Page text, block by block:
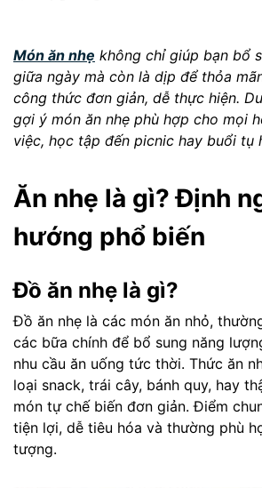
Món ăn nhẹ không chỉ giúp bạn bổ
giữa ngày mà còn là dịp để thỏa
công thức đơn giản, dễ thực hiện.
gợi ý món ăn nhẹ phù hợp cho mọi
việc, học tập đến picnic hay buổi tụ
Ăn nhẹ là gì? Định
hướng phổ biến
Đồ ăn nhẹ là gì?
Đồ ăn nhẹ là các món ăn nhỏ,
các bữa chính để bổ sung năng
nhu cầu ăn uống tức thời. Thức ăn
loại snack, trái cây, bánh quy, hay
món tự chế biến đơn giản. Điểm
tiện lợi, dễ tiêu hóa và thường phù
tượng.